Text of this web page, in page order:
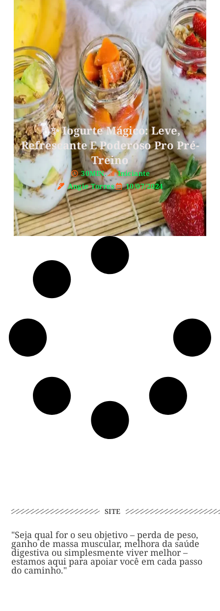
🥛✨ Iogurte Mágico: Leve,
Refrescante E Poderoso Pro Pré-
Treino
30MIN.
Iniciante
Angie Torres
10/07/2024
SITE
"Seja qual for o seu objetivo – perda de peso,
ganho de massa muscular, melhora da saúde
digestiva ou simplesmente viver melhor –
estamos aqui para apoiar você em cada passo
do caminho."